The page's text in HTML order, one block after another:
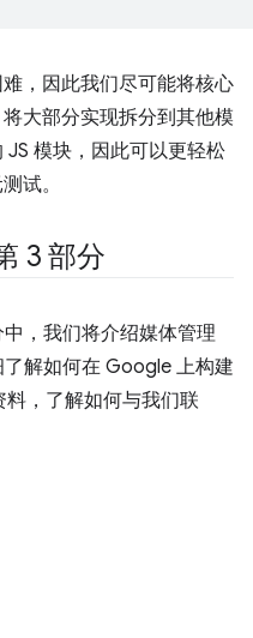
，因此我们尽可能将核心
大部分实现拆分到其他模
模块，因此可以更轻松
试。
3 部分
，我们将介绍媒体管理
解如何在 Google 上构建
，了解如何与我们联